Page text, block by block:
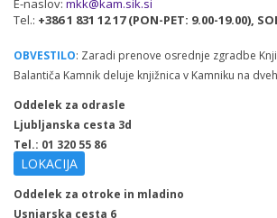
E-naslov: mkk@kam.sik.si
Tel.: +386 1 831 12 17 (PON-PET: 9.00-19.00),
OBVESTILO: Zaradi prenove osrednje zgradbe
Balantiča Kamnik deluje knjižnica v Kamniku na
Oddelek za odrasle
Ljubljanska cesta 3d
Tel.: 01 320 55 86
LOKACIJA
Oddelek za otroke in mladino
Usnjarska cesta 6